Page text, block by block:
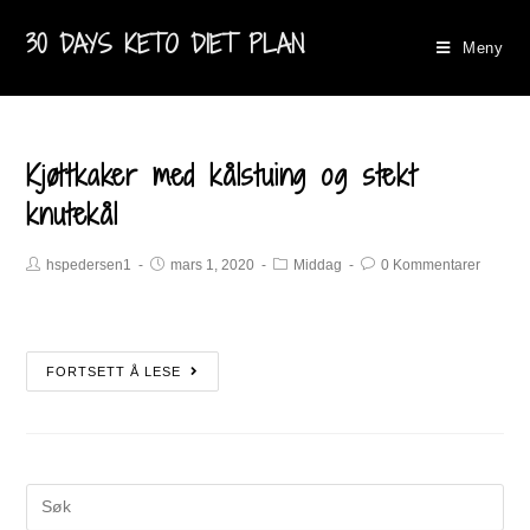
30 DAYS KETO DIET PLAN Meny
Kjøttkaker med kålstuing og stekt
knutekål
hspedersen1 mars 1, 2020 Middag 0 Kommentarer
FORTSETT Å LESE